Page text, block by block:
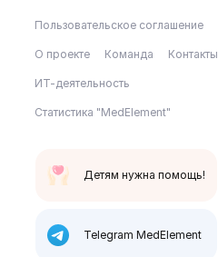
Пользовательское соглашение
О проекте Команда Контакты
ИТ-деятельность
Статистика "MedElement"
Детям нужна помощь!
Telegram MedElement